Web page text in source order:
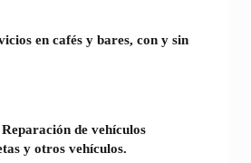
en cafés y bares, con y sin
de vehículos
y otros vehículos.